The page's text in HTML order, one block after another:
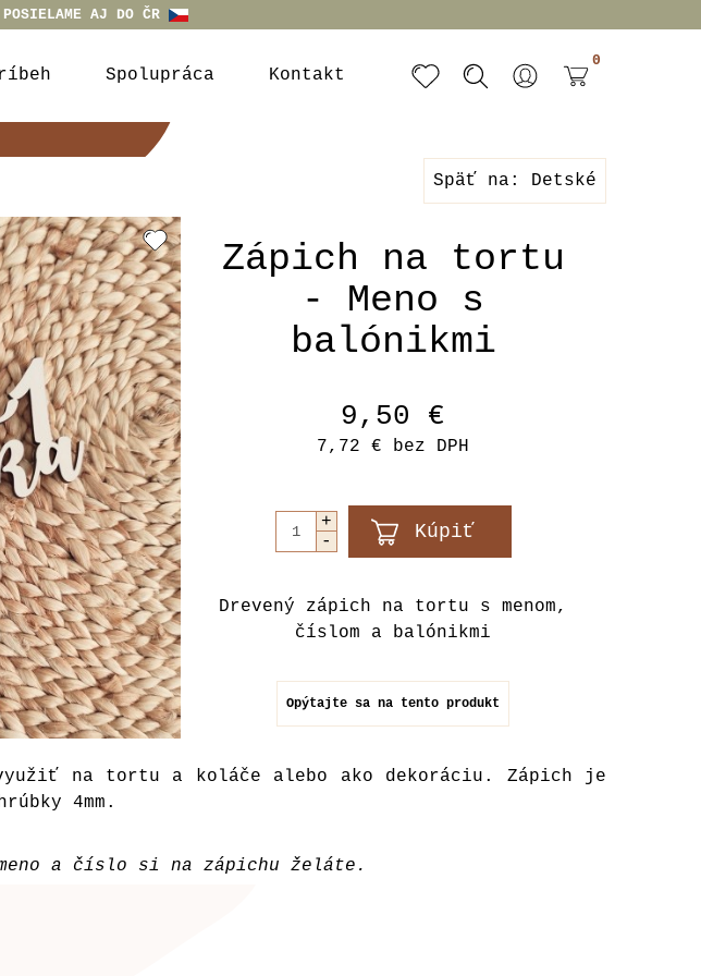
AJ DO ČR
Spolupráca Kontakt
0
Späť na: Detské
Zápich na tortu
- Meno s
balónikmi
9,50 €
7,72 € bez DPH
Drevený zápich na tortu s menom,
číslom a balónikmi
Opýtajte sa na tento produkt
na tortu a koláče alebo ako dekoráciu. Zápich je
4mm.
meno a číslo si na zápichu želáte.